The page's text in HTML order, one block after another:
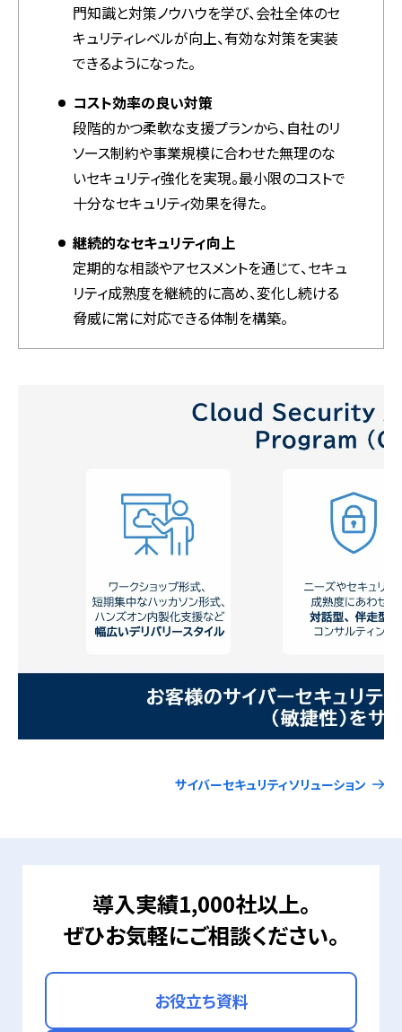
門知識と対策ノウハウを学び、会社全体のセ
キュリティレベルが向上、有効な対策を実装
できるようになった。
コスト効率の良い対策
段階的かつ柔軟な支援プランから、自社のリ
ソース制約や事業規模に合わせた無理のな
いセキュリティ強化を実現。最小限のコストで
十分なセキュリティ効果を得た。
継続的なセキュリティ向上
定期的な相談やアセスメントを通じて、セキュ
リティ成熟度を継続的に高め、変化し続ける
脅威に常に対応できる体制を構築。
サイバーセキュリティソリューション
導入実績1,000社以上。
ぜひお気軽にご相談ください。
お役立ち資料